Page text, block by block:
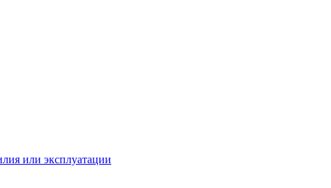
или эксплуатации